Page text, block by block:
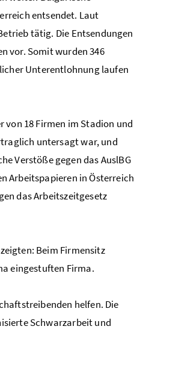
entsendet. Laut
tätig. Die Entsendungen
vor. Somit wurden 346
Unterentlohnung laufen
von 18 Firmen im Stadion und
untersagt war, und
Verstöße gegen das AuslBG
Arbeitspapieren in Österreich
das Arbeitszeitgesetz
Beim Firmensitz
eingestuften Firma.
helfen. Die
Schwarzarbeit und